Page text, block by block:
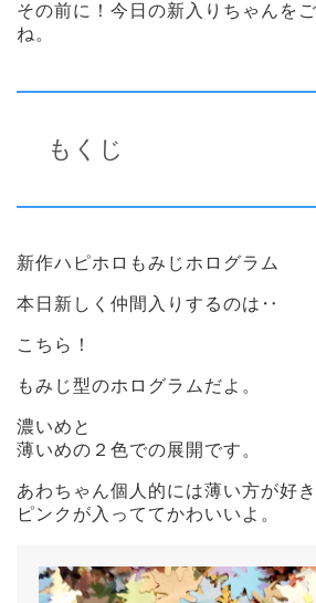
その前に！今日の新入りちゃんを
ね。
もくじ
新作ハピホロもみじホログラム
本日新しく仲間入りするのは‥
こちら！
もみじ型のホログラムだよ。
濃いめと
薄いめの２色での展開です。
あわちゃん個人的には薄い方が好き
ピンクが入っててかわいいよ。